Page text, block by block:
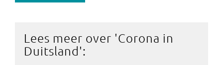
Lees meer over 'Corona in
Duitsland':